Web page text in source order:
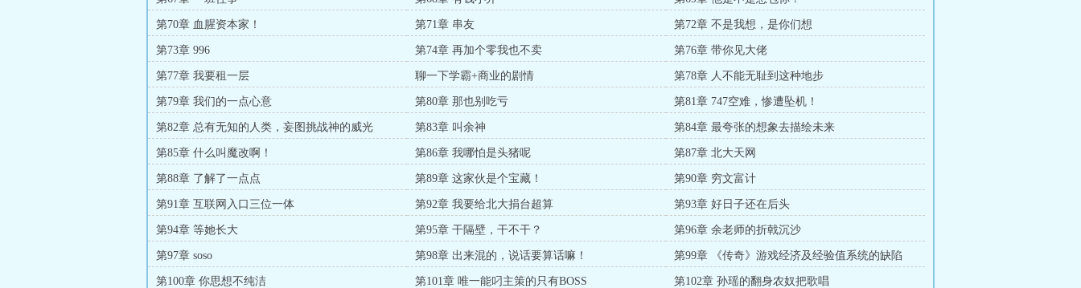
第70章 血腥资本家！ 第71章 串友 第72章 不是我想，是你们想
第73章 996 第74章 再加个零我也不卖 第76章 带你见大佬
第77章 我要租一层 聊一下学霸+商业的剧情 第78章 人不能无耻到这种地步
第79章 我们的一点心意 第80章 那也别吃亏 第81章 747空难，惨遭坠机！
第82章 总有无知的人类，妄图挑战神的威光 第83章 叫余神 第84章 最夸张的想象去描绘未来
第85章 什么叫魔改啊！ 第86章 我哪怕是头猪呢 第87章 北大天网
第88章 了解了一点点 第89章 这家伙是个宝藏！ 第90章 穷文富计
第91章 互联网入口三位一体 第92章 我要给北大捐台超算 第93章 好日子还在后头
第94章 等她长大 第95章 干隔壁，干不干？ 第96章 余老师的折戟沉沙
第97章 soso 第98章 出来混的，说话要算话嘛！ 第99章 《传奇》游戏经济及经验值系统的缺陷
第100章 你思想不纯洁 第101章 唯一能叼主策的只有BOSS 第102章 孙瑶的翻身农奴把歌唱